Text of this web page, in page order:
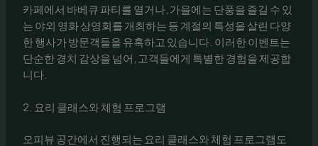
카페에서 바베큐 파티를 열거나, 가을에는 단풍을 즐길 수 있
는 야외 영화 상영회를 개최하는 등 계절의 특성을 살린 다양
한 행사가 방문객들을 유혹하고 있습니다. 이러한 이벤트는
단순한 경치 감상을 넘어, 고객들에게 특별한 경험을 제공합
니다.
2. 요리 클래스와 체험 프로그램
오피뷰 공간에서 진행되는 요리 클래스와 체험 프로그램도